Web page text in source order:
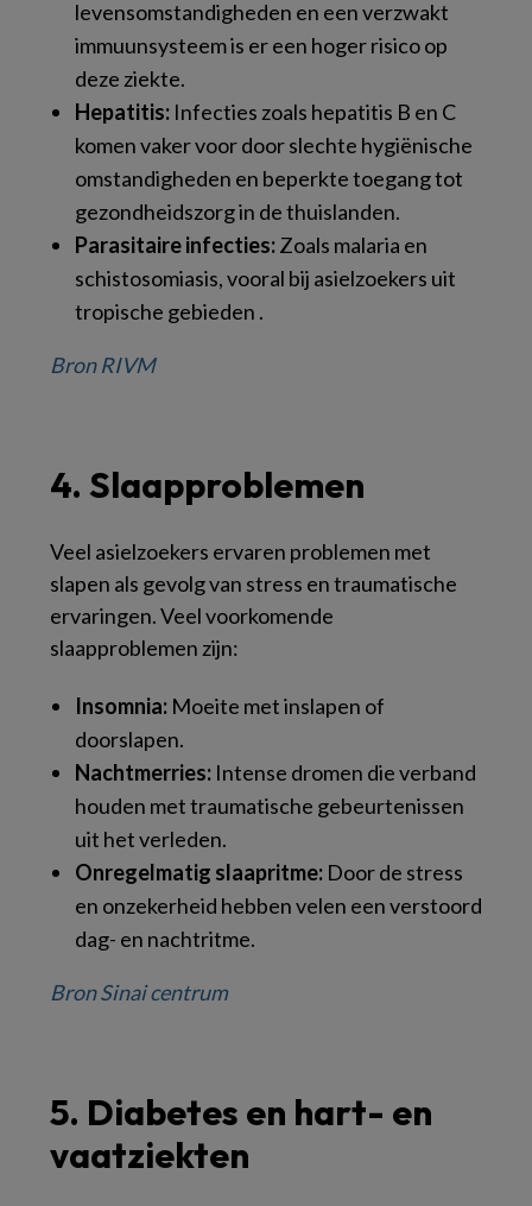
levensomstandigheden en een verzwakt
immuunsysteem is er een hoger risico op
deze ziekte.
Hepatitis: Infecties zoals hepatitis B en C
komen vaker voor door slechte hygiënische
omstandigheden en beperkte toegang tot
gezondheidszorg in de thuislanden.
Parasitaire infecties:Zoals malaria en
schistosomiasis, vooral bij asielzoekers uit
tropische gebieden .
Bron RIVM
4. Slaapproblemen
Veel asielzoekers ervaren problemen met
slapen als gevolg van stress en traumatische
ervaringen. Veel voorkomende
slaapproblemen zijn:
Insomnia: Moeite met inslapen of
doorslapen.
Nachtmerries: Intense dromen die verband
houden met traumatische gebeurtenissen
uit het verleden.
Onregelmatig slaapritme: Door de stress
en onzekerheid hebben velen een verstoord
dag- en nachtritme.
Bron Sinai centrum
5. Diabetes en hart- en
vaatziekten